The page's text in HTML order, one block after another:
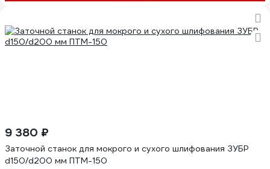
9 380 ₽
Заточной станок для мокрого и сухого шлифования ЗУБР
d150/d200 мм ПТМ-150